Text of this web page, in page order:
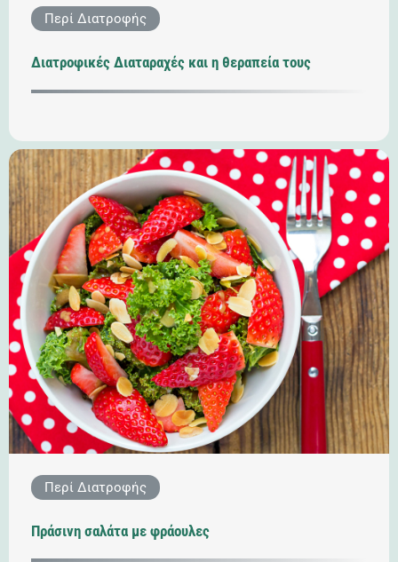
Περί Διατροφής
Διατροφικές Διαταραχές και η θεραπεία τους
Περί Διατροφής
Πράσινη σαλάτα με φράουλες